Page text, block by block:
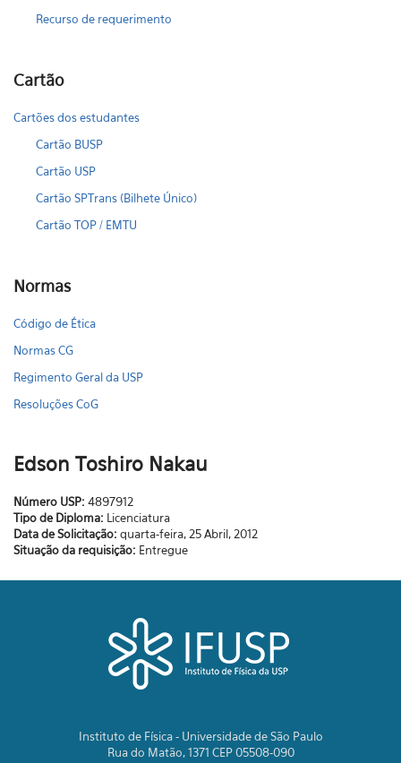
Recurso de requerimento
Cartão
Cartões dos estudantes
Cartão BUSP
Cartão USP
Cartão SPTrans (Bilhete Único)
Cartão TOP / EMTU
Normas
Código de Ética
Normas CG
Regimento Geral da USP
Resoluções CoG
Edson Toshiro Nakau
Número USP: 4897912
Tipo de Diploma: Licenciatura
Data de Solicitação: quarta-feira, 25 Abril, 2012
Situação da requisição: Entregue
Instituto de Física - Universidade de São Paulo
Rua do Matão, 1371 CEP 05508-090